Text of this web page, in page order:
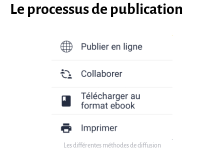
Le processus de publication
Les différentes méthodes de diffusion